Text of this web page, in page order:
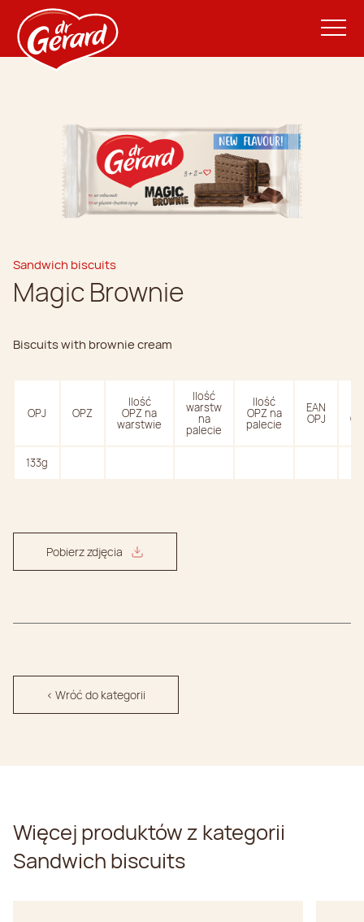
Sandwich biscuits
Magic Brownie
Biscuits with brownie cream
OPJ OPZ
Ilość
OPZ na
warstwie
Ilość
warstw
na
palecie
Ilość
OPZ na
palecie
EAN
OPJ
133g
Pobierz zdjęcia
< Wróć do kategorii
Więcej produktów z kategorii
Sandwich biscuits